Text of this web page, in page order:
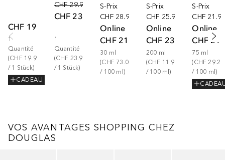
CHF 19.90
1
Quantité
(CHF 19.90
/ 1 Stück)
CADEAU
CHF 29.90
CHF 23.90
1
Quantité
(CHF 23.90
/ 1 Stück)
S-Prix
CHF 28.90
Online
CHF 21.90
30 ml
(CHF 73.00
/ 100 ml )
S-Prix
CHF 25.90
Online
CHF 23.90
200 ml
(CHF 11.95
/ 100 ml)
S-Prix
CHF
Online
CHF
75 ml
(CHF 29.20
/ 100 ml )
VOS AVANTAGES SHOPPING CHEZ
DOUGLAS